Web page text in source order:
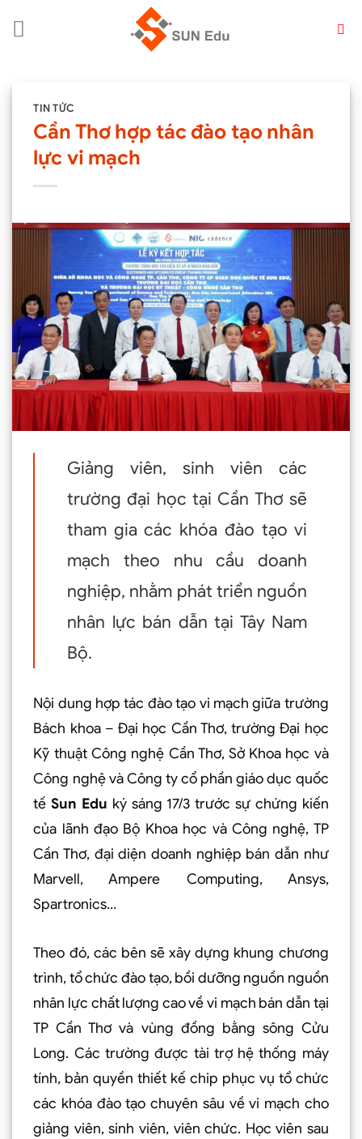
đến
TIN TỨC
Cần Thơ hợp tác đào tạo nhân
lực vi mạch
Giảng viên, sinh viên các
trường đại học tại Cần Thơ sẽ
tham gia các khóa đào tạo vi
mạch theo nhu cầu doanh
nghiệp, nhằm phát triển nguồn
nhân lực bán dẫn tại Tây Nam
Bộ.
Nội dung hợp tác đào tạo vi mạch giữa trường
Bách khoa – Đại học Cần Thơ, trường Đại học
Kỹ thuật Công nghệ Cần Thơ, Sở Khoa học và
Công nghệ và Công ty cổ phần giáo dục quốc
tếSun Edu ký sáng 17/3 trước sự chứng kiến
của lãnh đạo Bộ Khoa học và Công nghệ, TP
Cần Thơ, đại diện doanh nghiệp bán dẫn như
Marvell, Ampere Computing, Ansys,
Spartronics…
Theo đó, các bên sẽ xây dựng khung chương
trình, tổ chức đào tạo, bồi dưỡng nguồn nguồn
nhân lực chất lượng cao về vi mạch bán dẫn tại
TP Cần Thơ và vùng đồng bằng sông Cửu
Long. Các trường được tài trợ hệ thống máy
tính, bản quyền thiết kế chip phục vụ tổ chức
các khóa đào tạo chuyên sâu về vi mạch cho
giảng viên, sinh viên, viên chức. Học viên sau